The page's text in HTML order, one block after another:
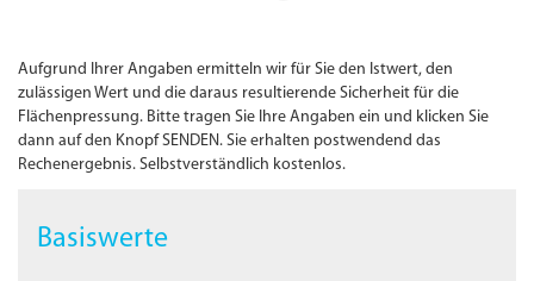
Aufgrund Ihrer Angaben ermitteln wir für Sie den Istwert, den
zulässigen Wert und die daraus resultierende Sicherheit für die
Flächen­pressung. Bitte tragen Sie Ihre Angaben ein und klicken Sie
dann auf den Knopf SENDEN. Sie erhalten postwendend das
Rechenergebnis. Selbstverständlich kostenlos.
Basiswerte